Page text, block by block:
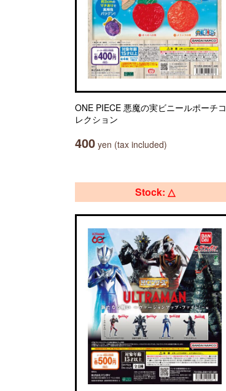
ONE PIECE 悪魔の実ビニールポーチコ
レクション
400 yen (tax included)
Stock: △